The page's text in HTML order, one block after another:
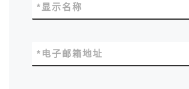
显示名称
*
电子邮箱地址
*